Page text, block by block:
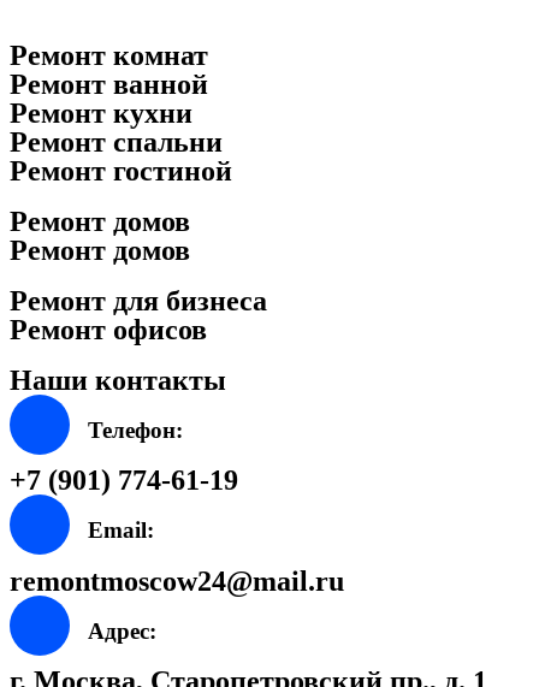
Ремонт комнат
Ремонт ванной
Ремонт кухни
Ремонт спальни
Ремонт гостиной
Ремонт домов
Ремонт домов
Ремонт для бизнеса
Ремонт офисов
Наши контакты
Телефон:
+7 (901) 774-61-19
Email:
remontmoscow24@mail.ru
Адрес: